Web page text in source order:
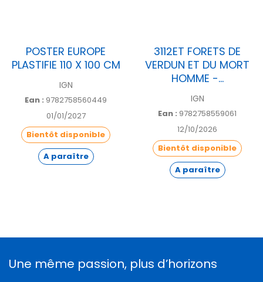
POSTER EUROPE
PLASTIFIE 110 X 100 CM
IGN
Ean : 9782758560449
01/01/2027
Bientôt disponible
A paraître
3112ET FORETS DE
VERDUN ET DU MORT
HOMME -...
IGN
Ean : 9782758559061
12/10/2026
Bientôt disponible
A paraître
Une même passion, plus d’horizons